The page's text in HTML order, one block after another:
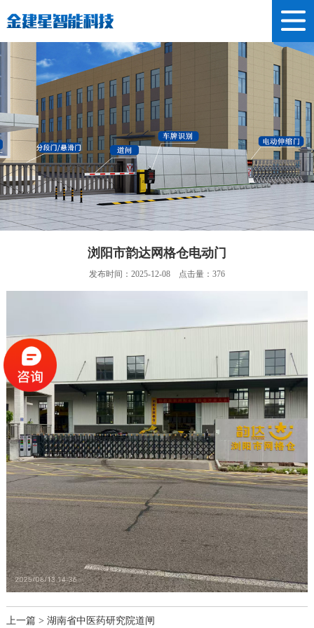
浏阳市韵达网格仓电动门
发布时间：2025-12-08 点击量：376
上一篇 > 湖南省中医药研究院道闸